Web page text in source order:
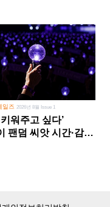
일즈 2026년 8월 Issue 1
키워주고 싶다’
팬덤 씨앗 시간·감정